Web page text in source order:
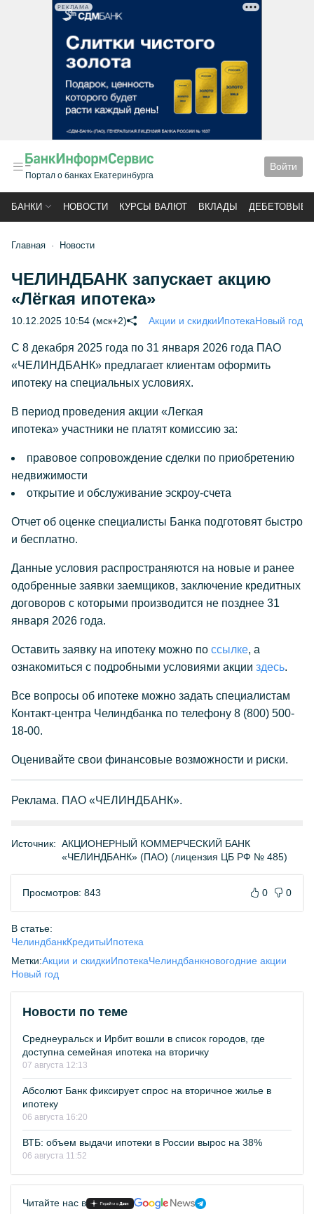
РЕКЛАМА
Портал о банках Екатеринбурга
Войти
БАНКИ НОВОСТИ КУРСЫ ВАЛЮТ ВКЛАДЫ ДЕБЕТОВЫЕ
Главная Новости
ЧЕЛИНДБАНК запускает акцию
«Лёгкая ипотека»
10.12.2025 10:54 (мск+2) Акции и скидкиИпотекаНовый год
С 8 декабря 2025 года по 31 января 2026 года ПАО
«ЧЕЛИНДБАНК» предлагает клиентам оформить
ипотеку на специальных условиях.
В период проведения акции «Легкая
ипотека» участники не платят комиссию за:
правовое сопровождение сделки по приобретению
недвижимости
открытие и обслуживание эскроу-счета
Отчет об оценке специалисты Банка подготовят быстро
и бесплатно.
Данные условия распространяются на новые и ранее
одобренные заявки заемщиков, заключение кредитных
договоров с которыми производится не позднее 31
января 2026 года.
Оставить заявку на ипотеку можно по ссылке, а
ознакомиться с подробными условиями акции здесь.
Все вопросы об ипотеке можно задать специалистам
Контакт-центра Челиндбанка по телефону 8 (800) 500-
18-00.
Оценивайте свои финансовые возможности и риски.
Реклама. ПАО «ЧЕЛИНДБАНК».
Источник: АКЦИОНЕРНЫЙ КОММЕРЧЕСКИЙ БАНК
«ЧЕЛИНДБАНК» (ПАО) (лицензия ЦБ РФ № 485)
Просмотров: 843 0 0
В статье:
ЧелиндбанкКредитыИпотека
Метки:Акции и скидкиИпотекаЧелиндбанкновогодние акции
Новый год
Новости по теме
Среднеуральск и Ирбит вошли в список городов, где
доступна семейная ипотека на вторичку
07 августа 12:13
Абсолют Банк фиксирует спрос на вторичное жилье в
ипотеку
06 августа 16:20
ВТБ: объем выдачи ипотеки в России вырос на 38%
06 августа 11:52
Читайте нас в